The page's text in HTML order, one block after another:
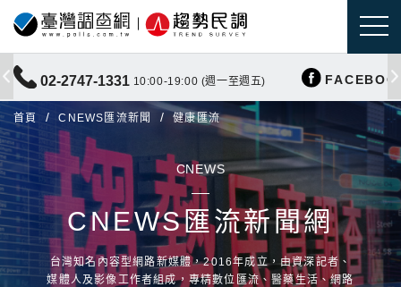
02-2747-1331 10:00-19:00 (週一至週五)
首頁 CNEWS匯流新聞 健康匯流
CNEWS
CNEWS匯流新聞網
台灣知名內容型網路新媒體，2016年成立，由資深記者、
媒體人及影像工作者組成，專精數位匯流、醫藥生活、網路